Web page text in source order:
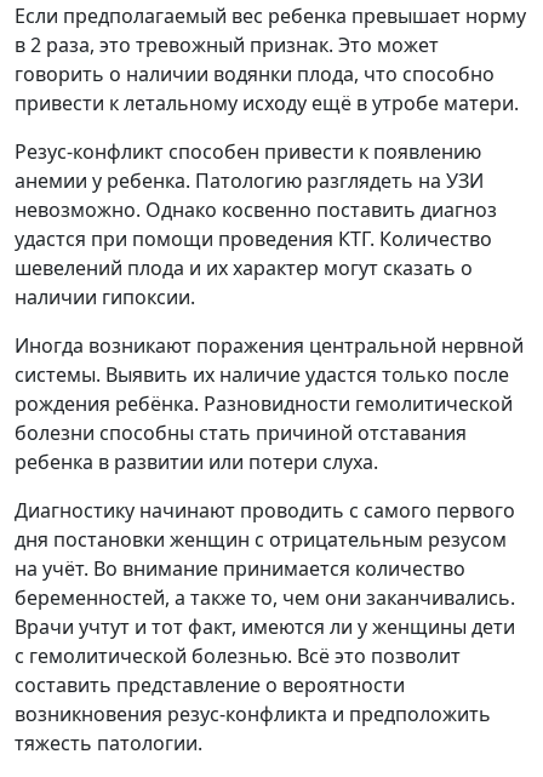
Если предполагаемый вес ребенка превышает норму
в 2 раза, это тревожный признак. Это может
говорить о наличии водянки плода, что способно
привести к летальному исходу ещё в утробе матери.
Резус-конфликт способен привести к появлению
анемии у ребенка. Патологию разглядеть на УЗИ
невозможно. Однако косвенно поставить диагноз
удастся при помощи проведения КТГ. Количество
шевелений плода и их характер могут сказать о
наличии гипоксии.
Иногда возникают поражения центральной нервной
системы. Выявить их наличие удастся только после
рождения ребёнка. Разновидности гемолитической
болезни способны стать причиной отставания
ребенка в развитии или потери слуха.
Диагностику начинают проводить с самого первого
дня постановки женщин с отрицательным резусом
на учёт. Во внимание принимается количество
беременностей, а также то, чем они заканчивались.
Врачи учтут и тот факт, имеются ли у женщины дети
с гемолитической болезнью. Всё это позволит
составить представление о вероятности
возникновения резус-конфликта и предположить
тяжесть патологии.